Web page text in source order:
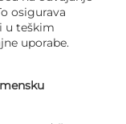
osigurava
u teškim
uporabe.